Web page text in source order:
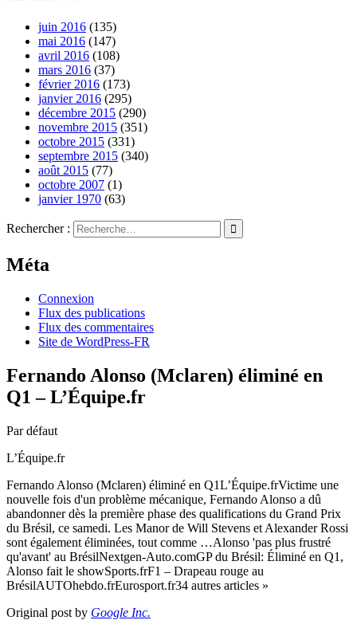
juin 2016 (135)
mai 2016 (147)
avril 2016 (108)
mars 2016 (37)
février 2016 (173)
janvier 2016 (295)
décembre 2015 (290)
novembre 2015 (351)
octobre 2015 (331)
septembre 2015 (340)
août 2015 (77)
octobre 2007 (1)
janvier 1970 (63)
Rechercher :
Méta
Connexion
Flux des publications
Flux des commentaires
Site de WordPress-FR
Fernando Alonso (Mclaren) éliminé en
Q1 – L’Équipe.fr
Par défaut
L’Équipe.fr
Fernando Alonso (Mclaren) éliminé en Q1L’Équipe.frVictime une
nouvelle fois d'un problème mécanique, Fernando Alonso a dû
abandonner dès la première phase des qualifications du Grand Prix
du Brésil, ce samedi. Les Manor de Will Stevens et Alexander Rossi
sont également éliminées, tout comme …Alonso 'pas plus frustré
qu'avant' au BrésilNextgen-Auto.comGP du Brésil: Éliminé en Q1,
Alonso fait le showSports.frF1 – Drapeau rouge au
BrésilAUTOhebdo.frEurosport.fr34 autres articles »
Original post by Google Inc.